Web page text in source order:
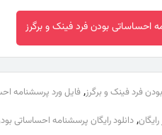
احساساتی بودن فرد فینک و برگرز
فرد فینک و برگرز,فایل ورد پرسشنامه
,دانلود رایگان پرسشنامه احساساتی